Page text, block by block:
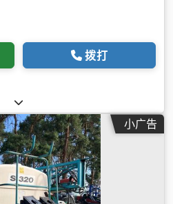
拨打
小广告